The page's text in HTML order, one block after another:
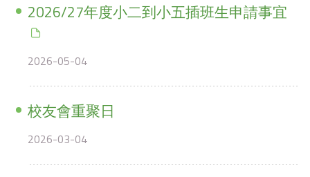
2026/27年度小二到小五插班生申請事宜
2026-05-04
校友會重聚日
2026-03-04